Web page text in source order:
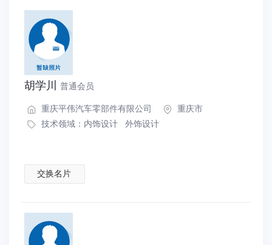
胡学川 普通会员
重庆平伟汽车零部件有限公司
重庆市
技术领域： 内饰设计 外饰设计
交换名片